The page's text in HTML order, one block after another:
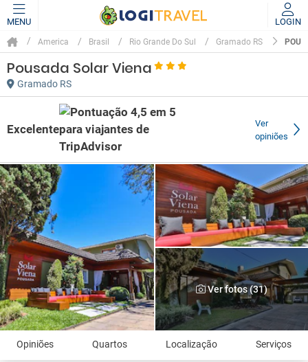
MENU LOGIN
America Brasil Rio Grande Do Sul Gramado RS
Pousada Solar Viena
Gramado RS
Excelente
Ver
opiniões
Ver fotos (31)
Opiniões Quartos Localização Serviços